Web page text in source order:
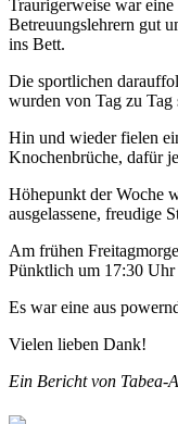
Traurigerweise war
Betreuungslehrern gut
ins Bett.
Die sportlichen
wurden von Tag zu Tag
Hin und wieder fielen
Knochenbrüche, dafür
Höhepunkt der Woche
ausgelassene, freudige
Am frühen
Pünktlich um 17:30 Uhr
Es war eine aus
Vielen lieben Dank!
Ein Bericht von Tabea-